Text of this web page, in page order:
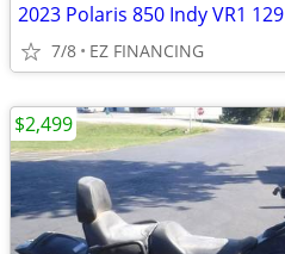
2023 Polaris 850 Indy VR1 129
7/8 EZ FINANCING
$2,499